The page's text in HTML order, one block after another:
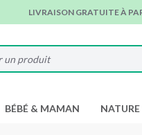
LIVRAISON GRATUITE À
BÉBÉ & MAMAN